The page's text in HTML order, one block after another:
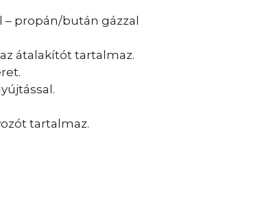
propán/bután gázzal
átalakítót tartalmaz.
tartalmaz.